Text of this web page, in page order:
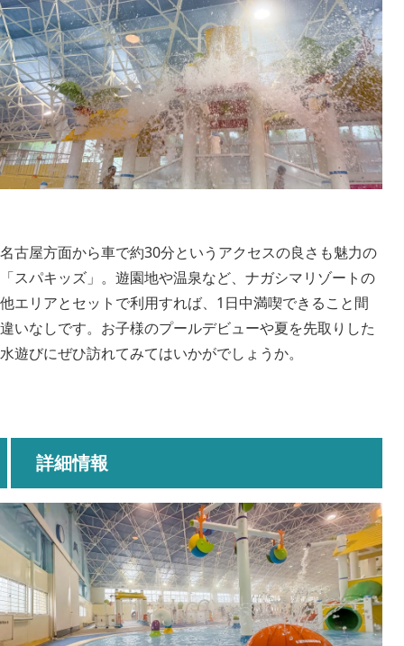
名古屋方面から車で約30分というアクセスの良さも魅力の
「スパキッズ」。遊園地や温泉など、ナガシマリゾートの
他エリアとセットで利用すれば、1日中満喫できること間
違いなしです。お子様のプールデビューや夏を先取りした
水遊びにぜひ訪れてみてはいかがでしょうか。
詳細情報